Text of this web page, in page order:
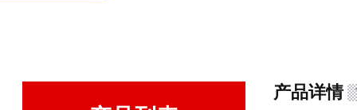
产品详情